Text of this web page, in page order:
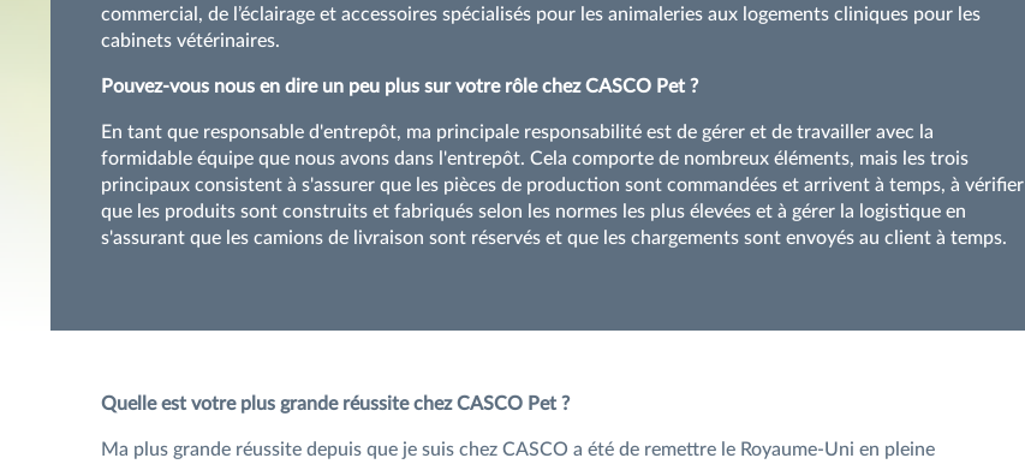
commercial, de l’éclairage et accessoires spécialisés pour les animaleries aux logements cliniques pour les
cabinets vétérinaires.
Pouvez-vous nous en dire un peu plus sur votre rôle chez CASCO Pet ?
En tant que responsable d'entrepôt, ma principale responsabilité est de gérer et de travailler avec la
formidable équipe que nous avons dans l'entrepôt. Cela comporte de nombreux éléments, mais les trois
principaux consistent à s'assurer que les pièces de production sont commandées et arrivent à temps, à vérifier
que les produits sont construits et fabriqués selon les normes les plus élevées et à gérer la logistique en
s'assurant que les camions de livraison sont réservés et que les chargements sont envoyés au client à temps.
Quelle est votre plus grande réussite chez CASCO Pet ?
Ma plus grande réussite depuis que je suis chez CASCO a été de remettre le Royaume-Uni en pleine